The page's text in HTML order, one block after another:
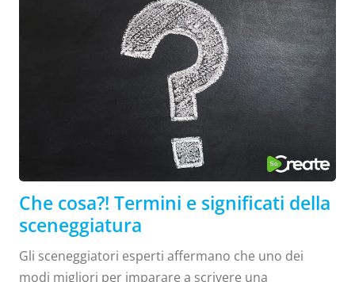
Che cosa?! Termini e significati della
sceneggiatura
Gli sceneggiatori esperti affermano che uno dei
modi migliori per imparare a scrivere una